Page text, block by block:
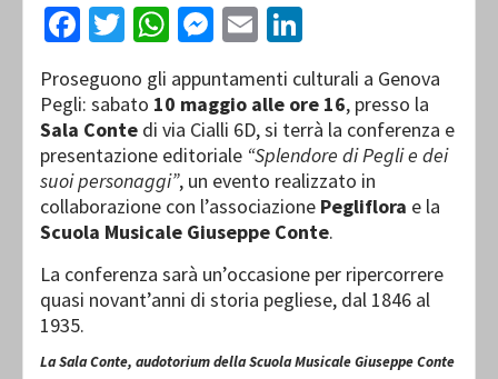
Facebook
Twitter
WhatsApp
Messenger
Email
Proseguono gli appuntamenti culturali a Genova
Pegli: sabato 10 maggio alle ore 16, presso la
Sala Conte di via Cialli 6D, si terrà la conferenza e
presentazione editoriale “Splendore di Pegli e dei
suoi personaggi”, un evento realizzato in
collaborazione con l’associazione Pegliflora e la
Scuola Musicale Giuseppe Conte.
La conferenza sarà un’occasione per ripercorrere
quasi novant’anni di storia pegliese, dal 1846 al
1935.
La Sala Conte, audotorium della Scuola Musicale Giuseppe Conte